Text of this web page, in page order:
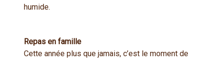
humide.
Repas en famille
Cette année plus que jamais, c’est le moment de